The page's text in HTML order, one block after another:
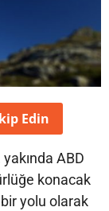
Edin
ABD
konacak
yolu olarak